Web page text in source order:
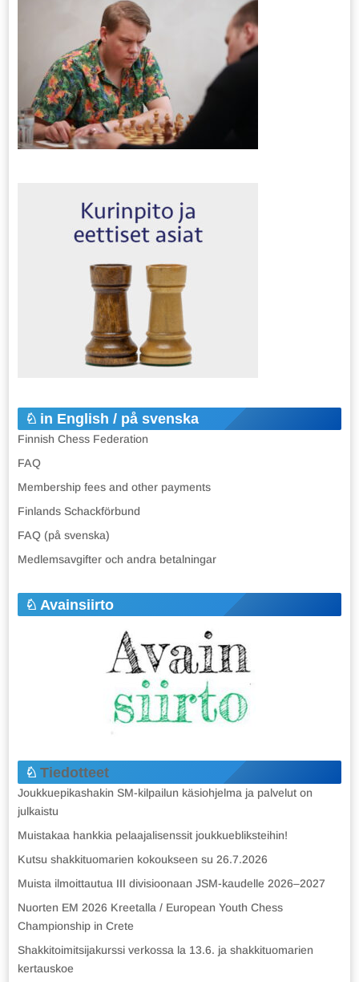
in English / på svenska
Finnish Chess Federation
FAQ
Membership fees and other payments
Finlands Schackförbund
FAQ (på svenska)
Medlemsavgifter och andra betalningar
Avainsiirto
Tiedotteet
Joukkuepikashakin SM-kilpailun käsiohjelma ja palvelut on
julkaistu
Muistakaa hankkia pelaajalisenssit joukkuebliksteihin!
Kutsu shakkituomarien kokoukseen su 26.7.2026
Muista ilmoittautua III divisioonaan JSM-kaudelle 2026–2027
Nuorten EM 2026 Kreetalla / European Youth Chess
Championship in Crete
Shakkitoimitsijakurssi verkossa la 13.6. ja shakkituomarien
kertauskoe